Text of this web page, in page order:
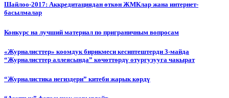
Шайлоо-2017: Аккредитациядан өткөн ЖМКлар жана интернет-
басылмалар
Конкурс на лучший материал по приграничным вопросам
«Журналисттер» коомдук бирикмеси кесиптештерди 3-майда
“Журналисттер аллеясында” көчөттөрдү отургузууга чакырат
“Журналистика негиздери” китеби жарык көрдү